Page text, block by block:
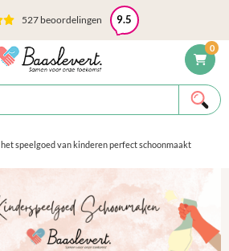
0
527 beoordelingen 9.5
speelgoed van kinderen perfect schoonmaakt